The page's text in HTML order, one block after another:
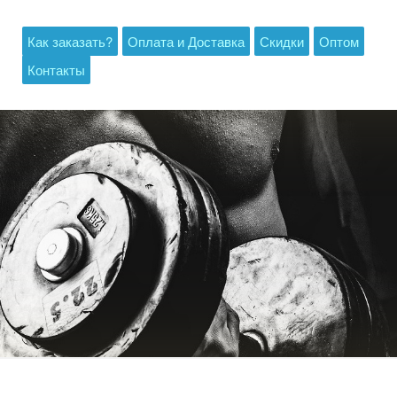
Как заказать? Оплата и Доставка Скидки
Оптом
Контакты